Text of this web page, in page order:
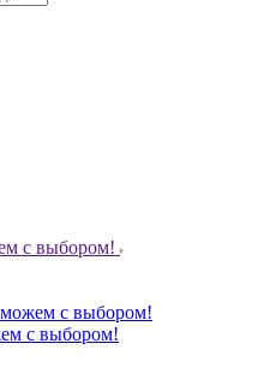
с выбором!
с выбором!
с выбором!